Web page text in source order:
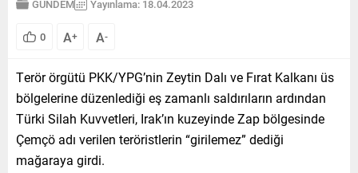
GÜNDEM Yayınlama: 18.04.2023
0 A+ A-
Terör örgütü PKK/YPG’nin Zeytin Dalı ve Fırat Kalkanı üs
bölgelerine düzenlediği eş zamanlı saldırıların ardından
Türki Silah Kuvvetleri, Irak’ın kuzeyinde Zap bölgesinde
Çemçö adı verilen teröristlerin “girilemez” dediği
mağaraya girdi.